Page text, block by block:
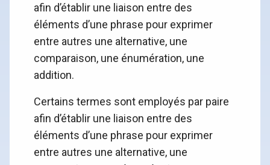
afin d’établir une liaison entre des
éléments d’une phrase pour exprimer
entre autres une alternative, une
comparaison, une énumération, une
addition.
Certains termes sont employés par paire
afin d’établir une liaison entre des
éléments d’une phrase pour exprimer
entre autres une alternative, une